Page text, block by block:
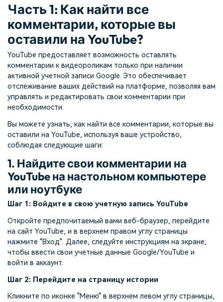
Часть 1: Как найти все
комментарии, которые вы
оставили на YouTube?
YouTube предоставляет возможность оставлять
комментарии к видеороликам только при наличии
активной учетной записи Google. Это обеспечивает
отслеживание ваших действий на платформе, позволяя вам
управлять и редактировать свои комментарии при
необходимости.
Вы можете узнать, как найти все комментарии, которые вы
оставили на YouTube, используя ваше устройство,
соблюдая следующие шаги:
1. Найдите свои комментарии на
YouTube на настольном компьютере
или ноутбуке
Шаг 1: Войдите в свою учетную запись YouTube
Откройте предпочитаемый вами веб-браузер, перейдите
на сайт YouTube, и в верхнем правом углу страницы
нажмите "Вход". Далее, следуйте инструкциям на экране,
чтобы ввести свои учетные данные Google/YouTube и
войти в аккаунт.
Шаг 2: Перейдите на страницу истории
Кликните по иконке "Меню" в верхнем левом углу страницы,